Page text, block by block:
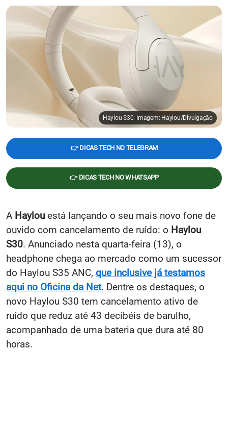
Haylou S30. Imagem: Haylou/Divulgação
👉 DICAS TECH NO TELEGRAM
👉 DICAS TECH NO WHATSAPP
A Haylou está lançando o seu mais novo fone de
ouvido com cancelamento de ruído: o Haylou
S30. Anunciado nesta quarta-feira (13), o
headphone chega ao mercado como um sucessor
do Haylou S35 ANC, que inclusive já testamos
aqui no Oficina da Net. Dentre os destaques, o
novo Haylou S30 tem cancelamento ativo de
ruído que reduz até 43 decibéis de barulho,
acompanhado de uma bateria que dura até 80
horas.